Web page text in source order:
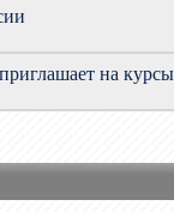
на курсы